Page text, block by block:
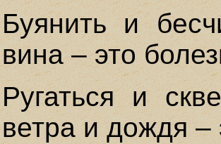
Буянить и
вина – это
Ругаться и
ветра и дождя –